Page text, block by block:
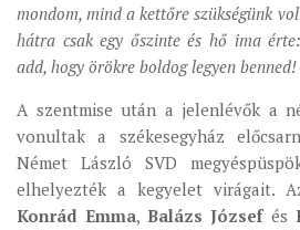
mondom, mind a kettőre szükségünk
hátra csak egy őszinte és hő ima
add, hogy örökre boldog legyen benned!
A szentmise után a jelenlévők a
vonultak a székesegyház
Német László SVD
elhelyezték a kegyelet virágait.
Konrád Emma,Balázs Józsefés